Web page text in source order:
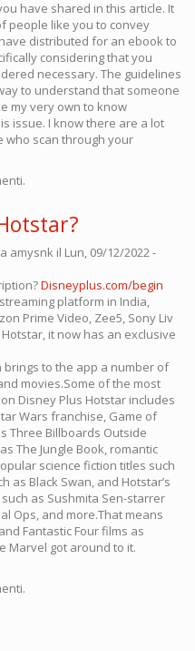
have shared in this article. It
people like you to convey
distributed for an ebook to
considering that you
necessary. The guidelines
to understand that someone
my very own to know
issue. I know there are a lot
who scan through your
amysnk il Lun, 09/12/2022 -
Disneyplus.com/begin
platform in India,
Prime Video, Zee5, Sony Liv
it now has an exclusive
brings to the app a number of
movies.Some of the most
Disney Plus Hotstar includes
Wars franchise, Game of
Three Billboards Outside
The Jungle Book, romantic
science fiction titles such
as Black Swan, and Hotstar’s
as Sushmita Sen-starrer
Ops, and more.That means
Fantastic Four films as
Marvel got around to it.